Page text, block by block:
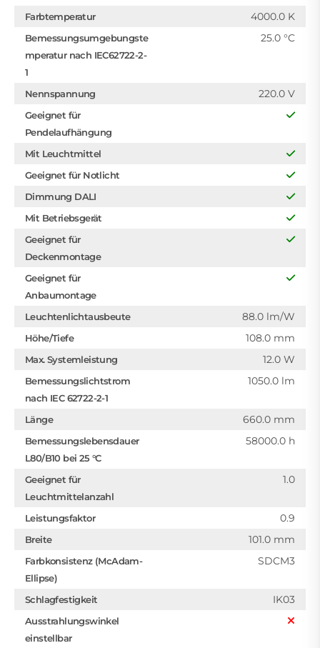
Farbtemperatur
4000.0 K
Bemessungsumgebungste
mperatur nach IEC62722-2-
1
25.0 °C
Nennspannung 220.0 V
Geeignet für
Pendelaufhängung
Mit Leuchtmittel
Geeignet für Notlicht
Dimmung DALI
Mit Betriebsgerät
Geeignet für
Deckenmontage
Geeignet für
Anbaumontage
Leuchtenlichtausbeute
88.0 lm/W
Höhe/Tiefe 108.0 mm
Max. Systemleistung 12.0 W
Bemessungslichtstrom
nach IEC 62722-2-1
1050.0 lm
Länge 660.0 mm
Bemessungslebensdauer
L80/B10 bei 25 °C
58000.0 h
Geeignet für
Leuchtmittelanzahl
1.0
Leistungsfaktor 0.9
Breite 101.0 mm
Farbkonsistenz (McAdam-
Ellipse)
SDCM3
Schlagfestigkeit IK03
Ausstrahlungswinkel
einstellbar